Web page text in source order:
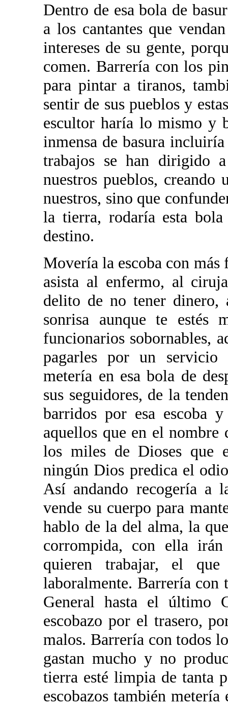
Dentro de esa bola de
a los cantantes que
intereses de su gente,
comen. Barrería con los
para pintar a tiranos,
sentir de sus pueblos y
escultor haría lo mismo y
inmensa de basura
trabajos se han dirigido
nuestros pueblos, creando
nuestros, sino que
la tierra, rodaría esta bola
destino.
Movería la escoba con
asista al enfermo, al
delito de no tener dinero,
sonrisa aunque te estés
funcionarios sobornables,
pagarles por un servicio
metería en esa bola de
sus seguidores, de la
barridos por esa escoba
aquellos que en el
los miles de Dioses que
ningún Dios predica el
Así andando recogería a
vende su cuerpo para
hablo de la del alma, la
corrompida, con ella
quieren trabajar, el
laboralmente. Barrería con
General hasta el último
escobazo por el trasero,
malos. Barrería con todos
gastan mucho y no
tierra esté limpia de tanta
escobazos también metería